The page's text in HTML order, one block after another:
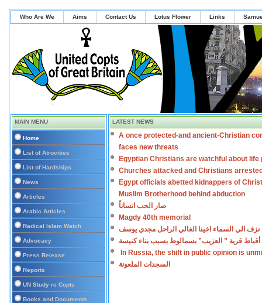
Who Are We Aims Contact Us Lotus Flower Links
MAIN MENU
Home
List of Atrocities
List of Hardships
News
Articles
Arabic Articles
Radical Islam Watch
Advocacy
Press Release
Reports
UN Study re Copts
Books and Documents
LATEST NEWS
A once protected-and ancient-Christian
faces new threats
Egyptian Christians are watchful about life
Churches attacked and Christians
Egypt officials abetted kidnappers of
Muslim Brotherhood behind abduction
صار الحب انساناً
Magdy 40th memorial
نزف الي السماء اخينا الغالي الراحل مجدي يوسف
أقباط قرية ” العزيب” بسمالوط بسبب بناء كنيسة
In Russia, the shift in public opinion is
السجدات الملعونة